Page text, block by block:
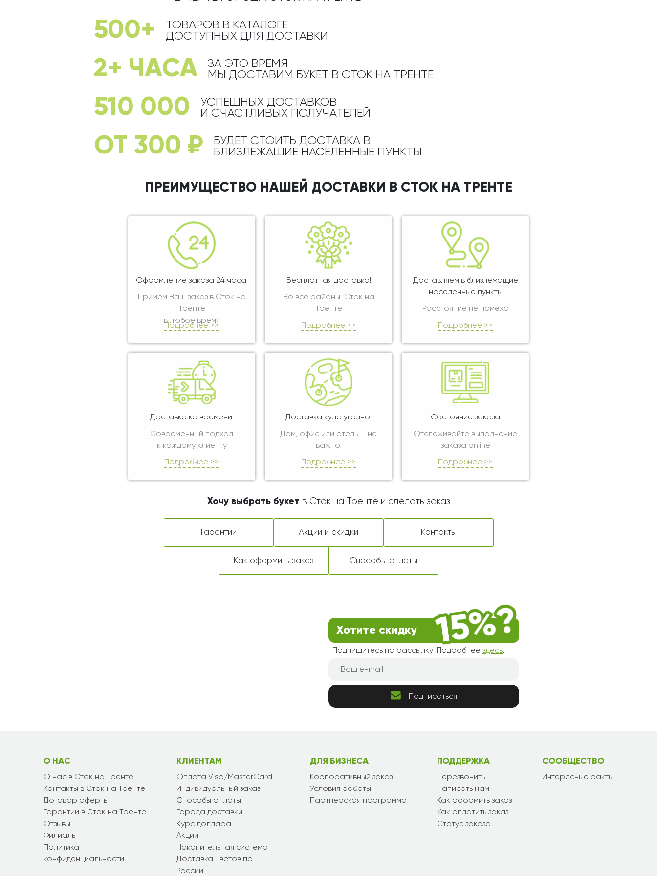
Розы Гран-При
РазноцветныеХризантемы
Свидание
Юбилей
Сестре
Коллеге
Дедушке
500+
ТОВАРОВ В КАТАЛОГЕ
ДОСТУПНЫХ ДЛЯ ДОСТАВКИ
2+ ЧАСА
ЗА ЭТО ВРЕМЯ
МЫ ДОСТАВИМ БУКЕТ В СТОК НА ТРЕНТЕ
510 000
УСПЕШНЫХ ДОСТАВКОВ
И СЧАСТЛИВЫХ ПОЛУЧАТЕЛЕЙ
ОТ 300 ₽
БУДЕТ СТОИТЬ ДОСТАВКА В
БЛИЗЛЕЖАЩИЕ НАСЕЛЕННЫЕ ПУНКТЫ
ПРЕИМУЩЕСТВО НАШЕЙ ДОСТАВКИ В СТОК НА ТРЕНТЕ
Оформление заказа 24 часа!
Примем Ваш заказ в Сток на
Тренте
в любое время
Подробнее >>
Бесплатная доставка!
Во все районы Сток на
Тренте
Подробнее >>
Доставляем в близлежащие
населенные пункты
Расстояние не помеха
Подробнее >>
Доставка ко времени!
Современный подход
к каждому клиенту
Подробнее >>
Доставка куда угодно!
Дом, офис или отель — не
важно!
Подробнее >>
Состояние заказа
Отслеживайте выполнение
заказа online
Подробнее >>
Хочу выбрать букет в Сток на Тренте и сделать заказ
Гарантии Акции и скидки Контакты
Как оформить заказ Способы оплаты
Хотите скидку
Подпишитесь на рассылку! Подробнее здесь.
Подписаться
О НАС
О нас в Сток на Тренте
Контакты в Сток на Тренте
Договор оферты
Гарантии в Сток на Тренте
Отзывы
Филиалы
Политика
конфиденциальности
КЛИЕНТАМ
Оплата Visa/MasterCard
Индивидуальный заказ
Способы оплаты
Города доставки
Курс доллара
Акции
Накопительная система
Доставка цветов по
России
ДЛЯ БИЗНЕСА
Корпоративный заказ
Условия работы
Партнерская программа
ПОДДЕРЖКА
Перезвонить
Написать нам
Как оформить заказ
Как оплатить заказ
Статус заказа
СООБЩЕСТВО
Интересные факты